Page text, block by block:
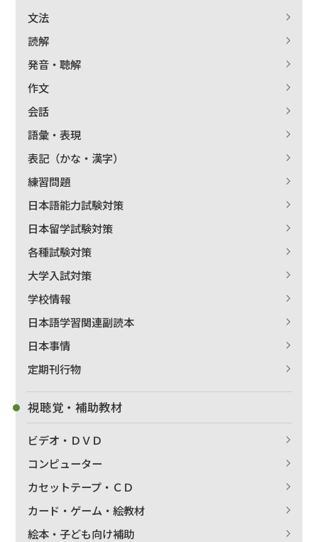
出版社名で絞り込む
著者名で絞り込む
文法
読解
発音・聴解
作文
会話
語彙・表現
表記（かな・漢字）
練習問題
日本語能力試験対策
日本留学試験対策
各種試験対策
大学入試対策
学校情報
日本語学習関連副読本
日本事情
定期刊行物
視聴覚・補助教材
ビデオ・ＤＶＤ
コンピューター
カセットテープ・ＣＤ
カード・ゲーム・絵教材
絵本・子ども向け補助